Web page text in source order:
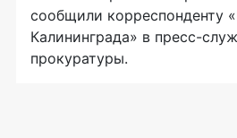
сообщили корреспонденту
Калининграда» в пресс-
прокуратуры.